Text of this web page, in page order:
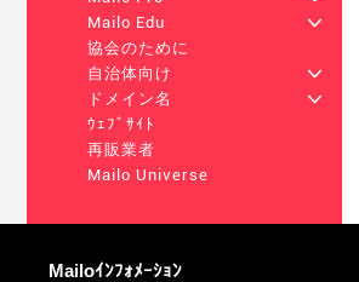
Mailo Edu
+
協会のために
自治体向け
+
ドメイン名
+
ｳｪﾌﾞｻｲﾄ
再販業者
Mailo Universe
詳しくは
Mailoｲﾝﾌｫﾒｰｼｮﾝ